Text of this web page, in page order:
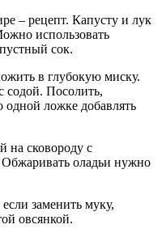
– рецепт. Капусту и лук
использовать
сок.
в глубокую миску.
содой. Посолить,
ложке добавлять
на сковороду с
оладьи нужно
заменить муку,
овсянкой.